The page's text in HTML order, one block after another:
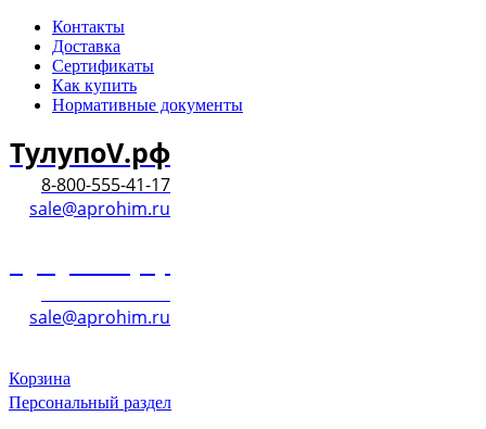
Контакты
Доставка
Сертификаты
Как купить
Нормативные документы
ТулупоV.рф
8-800-555-41-17
sale@aprohim.ru
sale@aprohim.ru
Корзина
Персональный раздел